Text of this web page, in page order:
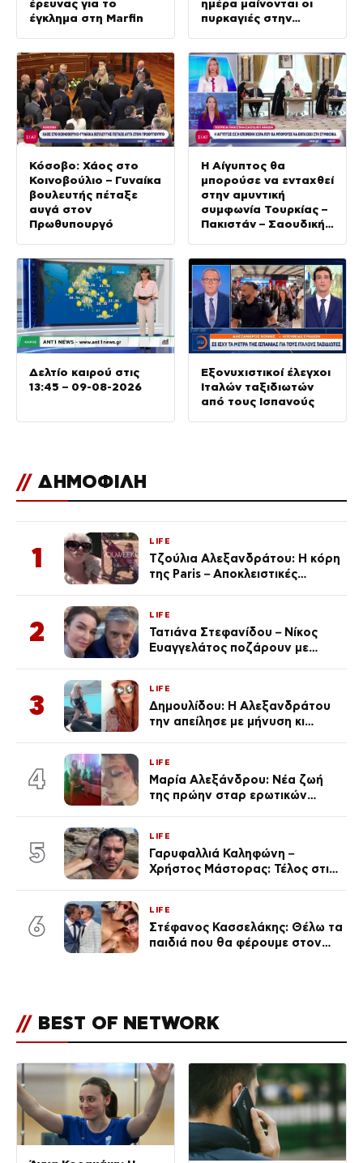
έρευνας για το
έγκλημα στη Marfin
ημέρα μαίνονται οι
πυρκαγιές στην
Κόσοβο: Χάος στο
Κοινοβούλιο – Γυναίκα
βουλευτής πέταξε
αυγά στον
Πρωθυπουργό
Η Αίγυπτος θα
μπορούσε να ενταχθεί
στην αμυντική
συμφωνία Τουρκίας –
Πακιστάν – Σαουδικής
Δελτίο καιρού στις
13:45 – 09-08-2026
Εξονυχιστικοί έλεγχοι
Ιταλών ταξιδιωτών
από τους Ισπανούς
// ΔΗΜΟΦΙΛΗ
1
LIFE
Τζούλια Αλεξανδράτου: Η κόρη
της Paris – Αποκλειστικές
2
LIFE
Τατιάνα Στεφανίδου – Νίκος
Ευαγγελάτος ποζάρουν με
3
LIFE
Δημουλίδου: Η Αλεξανδράτου
την απείλησε με μήνυση κι
ποια είσαι σοκαρίστικα»
4
LIFE
Μαρία Αλεξάνδρου: Νέα ζωή
της πρώην σταρ ερωτικών
(Φωτογραφίες)
5
LIFE
Γαρυφαλλιά Καληφώνη –
Χρήστος Μάστορας: Τέλος στις
6
LIFE
Στέφανος Κασσελάκης: Θέλω τα
παιδιά που θα φέρουμε στον
// BEST OF NETWORK